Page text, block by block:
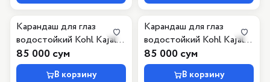
Карандаш для глаз
водостойкий Kohl Kajal
Waterproof, 020 белый
85 000 сум
В корзину
Карандаш для глаз
водостойкий Kohl Kajal
Waterproof, 040
коричневый
85 000 сум
В корзину